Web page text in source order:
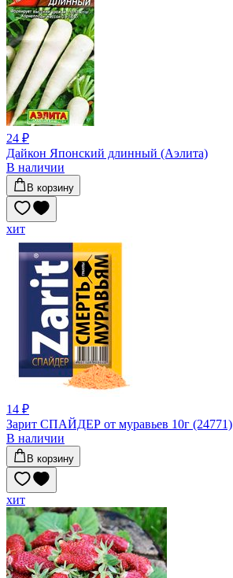
24 ₽
Дайкон Японский длинный (Аэлита)
В наличии
В корзину
хит
14 ₽
Зарит СПАЙДЕР от муравьев 10г (24771)
В наличии
В корзину
хит